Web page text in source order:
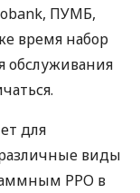
ПУМБ,
время набор
обслуживания
для
виды
РРО в